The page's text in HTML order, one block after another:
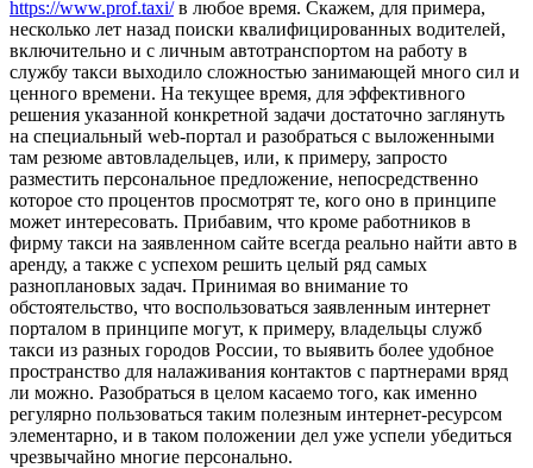
https://www.prof.taxi/в любое время. Скажем, для примера,
несколько лет назад поиски квалифицированных водителей,
включительно и с личным автотранспортом на работу в
службу такси выходило сложностью занимающей много сил и
ценного времени. На текущее время, для эффективного
решения указанной конкретной задачи достаточно заглянуть
на специальный web-портал и разобраться с выложенными
там резюме автовладельцев, или, к примеру, запросто
разместить персональное предложение, непосредственно
которое сто процентов просмотрят те, кого оно в принципе
может интересовать. Прибавим, что кроме работников в
фирму такси на заявленном сайте всегда реально найти авто в
аренду, а также с успехом решить целый ряд самых
разноплановых задач. Принимая во внимание то
обстоятельство, что воспользоваться заявленным интернет
порталом в принципе могут, к примеру, владельцы служб
такси из разных городов России, то выявить более удобное
пространство для налаживания контактов с партнерами вряд
ли можно. Разобраться в целом касаемо того, как именно
регулярно пользоваться таким полезным интернет-ресурсом
элементарно, и в таком положении дел уже успели убедиться
чрезвычайно многие персонально.